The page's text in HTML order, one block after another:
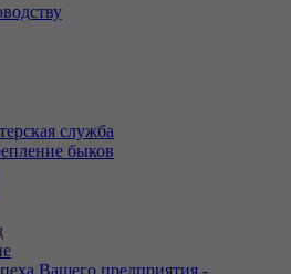
служба
быков
Вашего предприятия -